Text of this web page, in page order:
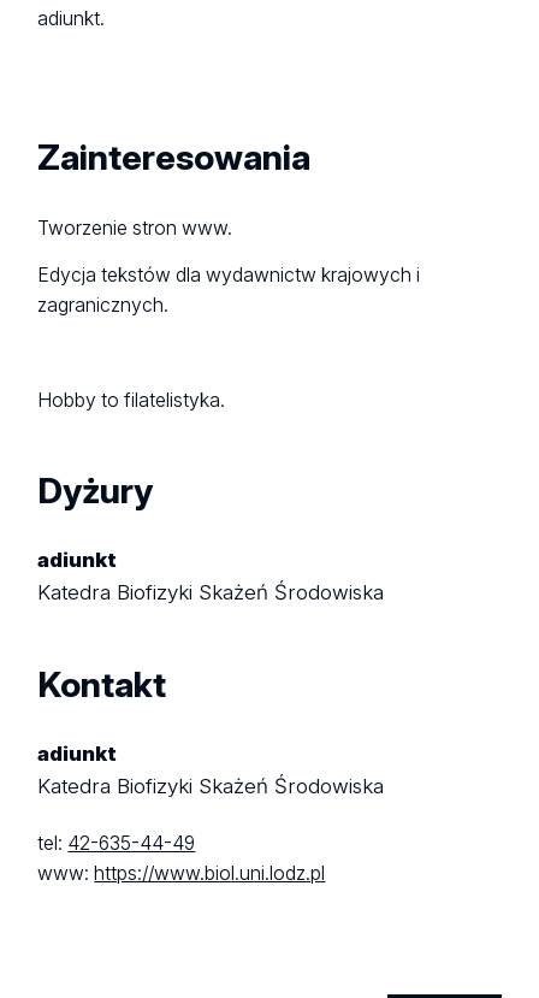
adiunkt.
Zainteresowania
Tworzenie stron www.
Edycja tekstów dla wydawnictw krajowych i
zagranicznych.
Hobby to filatelistyka.
Dyżury
adiunkt
Katedra Biofizyki Skażeń Środowiska
Kontakt
adiunkt
Katedra Biofizyki Skażeń Środowiska
tel: 42-635-44-49
www:https://www.biol.uni.lodz.pl